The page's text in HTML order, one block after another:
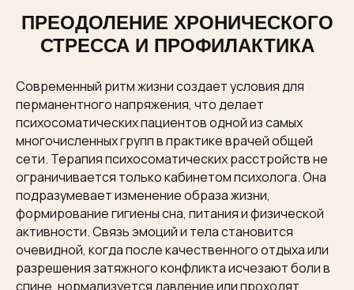
ПРЕОДОЛЕНИЕ ХРОНИЧЕСКОГО
СТРЕССА И ПРОФИЛАКТИКА
Современный ритм жизни создает условия для
перманентного напряжения, что делает
психосоматических пациентов одной из самых
многочисленных групп в практике врачей общей
сети. Терапия психосоматических расстройств не
ограничивается только кабинетом психолога. Она
подразумевает изменение образа жизни,
формирование гигиены сна, питания и физической
активности. Связь эмоций и тела становится
очевидной, когда после качественного отдыха или
разрешения затяжного конфликта исчезают боли в
спине, нормализуется давление или проходят